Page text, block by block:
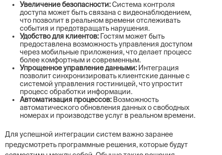
Увеличение безопасности:Система контроля
доступа может быть связана с видеонаблюдением,
что позволит в реальном времени отслеживать
события и предотвращать нарушения.
Удобство для клиентов: Гостям может быть
предоставлена возможность управления доступом
через мобильные приложения, что делает процесс
более комфортным и современным.
Упрощенное управление данными: Интеграция
позволит синхронизировать клиентские данные с
системой управления гостиницей, что упростит
процесс обработки информации.
Автоматизация процессов: Возможность
автоматического обновления данных о свободных
номерах и производстве услуг в реальном времени.
Для успешной интеграции систем важно заранее
предусмотреть программные решения, которые будут